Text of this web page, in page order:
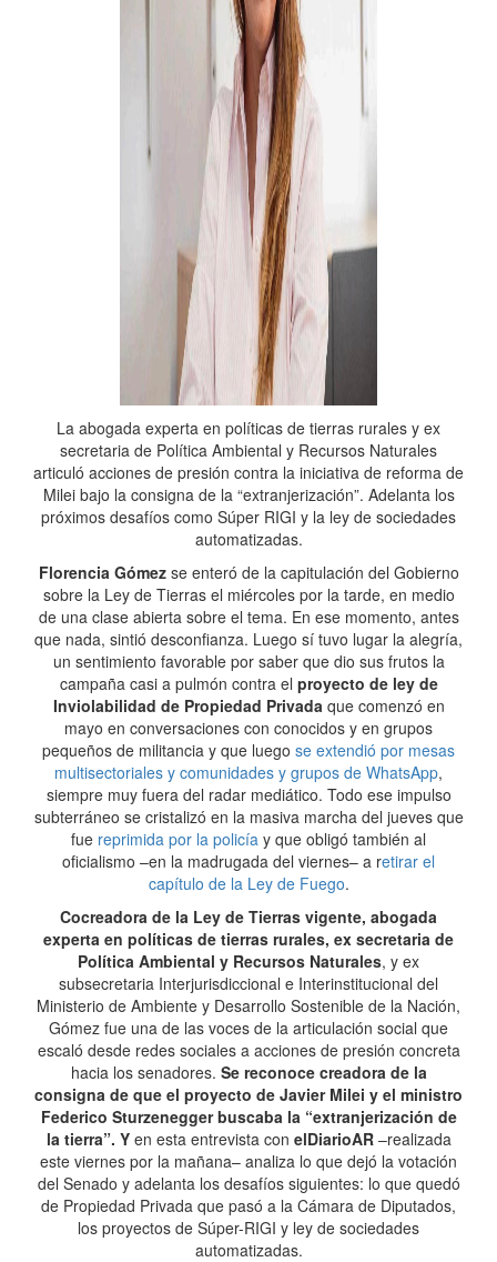
La abogada experta en políticas de tierras rurales y ex
secretaria de Política Ambiental y Recursos Naturales
articuló acciones de presión contra la iniciativa de reforma de
Milei bajo la consigna de la “extranjerización”. Adelanta los
próximos desafíos como Súper RIGI y la ley de sociedades
automatizadas.
Florencia Gómezse enteró de la capitulación del Gobierno
sobre la Ley de Tierras el miércoles por la tarde, en medio
de una clase abierta sobre el tema. En ese momento, antes
que nada, sintió desconfianza. Luego sí tuvo lugar la alegría,
un sentimiento favorable por saber que dio sus frutos la
campaña casi a pulmón contra el proyecto de ley de
Inviolabilidad de Propiedad Privadaque comenzó en
mayo en conversaciones con conocidos y en grupos
pequeños de militancia y que luego se extendió por mesas
multisectoriales y comunidades y grupos de WhatsApp,
siempre muy fuera del radar mediático. Todo ese impulso
subterráneo se cristalizó en la masiva marcha del jueves que
fue reprimida por la policía y que obligó también al
oficialismo –en la madrugada del viernes– a retirar el
capítulo de la Ley de Fuego.
Cocreadora de la Ley de Tierras vigente, abogada
experta en políticas de tierras rurales, ex secretaria de
Política Ambiental y Recursos Naturales, y ex
subsecretaria Interjurisdiccional e Interinstitucional del
Ministerio de Ambiente y Desarrollo Sostenible de la Nación,
Gómez fue una de las voces de la articulación social que
escaló desde redes sociales a acciones de presión concreta
hacia los senadores. Se reconoce creadora de la
consigna de que el proyecto de Javier Milei y el ministro
Federico Sturzenegger buscaba la “extranjerización de
la tierra”. Y en esta entrevista con elDiarioAR–realizada
este viernes por la mañana– analiza lo que dejó la votación
del Senado y adelanta los desafíos siguientes: lo que quedó
de Propiedad Privada que pasó a la Cámara de Diputados,
los proyectos de Súper-RIGI y ley de sociedades
automatizadas.